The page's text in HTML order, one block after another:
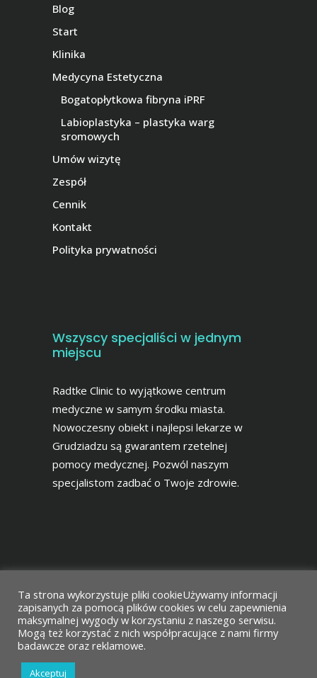
Blog
Start
Klinika
Medycyna Estetyczna
Bogatopłytkowa fibryna iPRF
Labioplastyka – plastyka warg
sromowych
Umów wizytę
Zespół
Cennik
Kontakt
Polityka prywatności
Wszyscy specjaliści w jednym
miejscu
Radtke Clinic to wyjątkowe centrum
medyczne w samym środku miasta.
Nowoczesny obiekt i najlepsi lekarze w
Grudziadzu są gwarantem rzetelnej
pomocy medycznej. Pozwól naszym
specjalistom zadbać o Twoje zdrowie.
Projekt i wykonanieAgencja Reklamowa
Vimak
Ta strona wykorzystuje pliki cookieUżywamy informacji
zapisanych za pomocą plików cookies w celu zapewnienia
maksymalnej wygody w korzystaniu z naszego serwisu.
Mogą też korzystać z nich współpracujące z nami firmy
badawcze oraz reklamowe.
Akceptuj